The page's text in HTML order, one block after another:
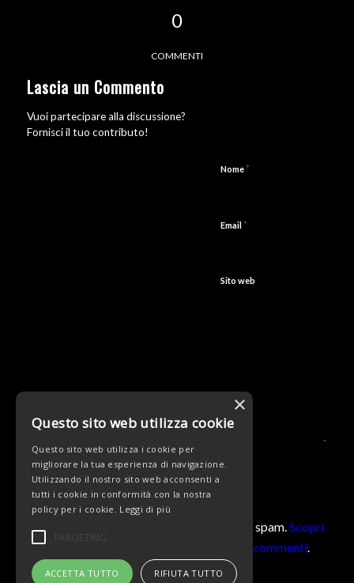
0
COMMENTI
Lascia un Commento
Vuoi partecipare alla discussione?
Fornisci il tuo contributo!
Nome*
Email*
Sito web
Questo sito utilizza Akismet per ridurre lo spam.Scopri
come vengono elaborati i dati derivati dai commenti.
×
Questo sito web utilizza cookie
Questo sito web utilizza i cookie per
migliorare la tua esperienza di navigazione.
Utilizzando il nostro sito web acconsenti a
tutti i cookie in conformità con la nostra
policy per i cookie. Leggi di più
TARGETING
ACCETTA TUTTO RIFIUTA TUTTO